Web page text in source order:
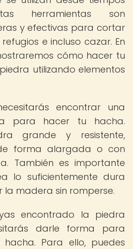
herramientas son
y efectivas para cortar
e incluso cazar. En
cómo hacer tu
utilizando elementos
encontrar una
para hacer tu hacha.
grande y resistente,
forma alargada o con
También es importante
lo suficientemente dura
madera sin romperse.
encontrado la piedra
darle forma para
Para ello, puedes